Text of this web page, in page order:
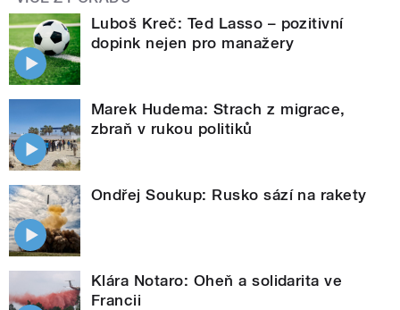
Luboš Kreč: Ted Lasso – pozitivní
dopink nejen pro manažery
Marek Hudema: Strach z migrace,
zbraň v rukou politiků
Ondřej Soukup: Rusko sází na rakety
Klára Notaro: Oheň a solidarita ve
Francii